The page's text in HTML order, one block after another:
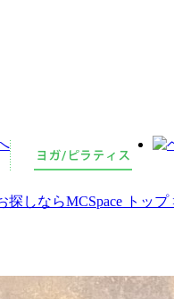
しならMCSpace トップ